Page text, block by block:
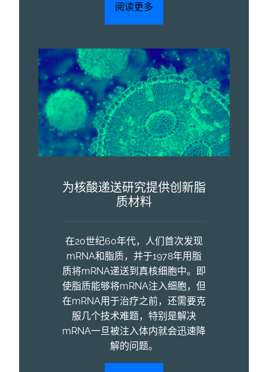
阅读更多
为核酸递送研究提供创新脂
质材料
在20世纪60年代，人们首次发现
mRNA和脂质，并于1978年用脂
质将mRNA递送到真核细胞中。即
使脂质能够将mRNA注入细胞，但
在mRNA用于治疗之前，还需要克
服几个技术难题，特别是解决
mRNA一旦被注入体内就会迅速降
解的问题。